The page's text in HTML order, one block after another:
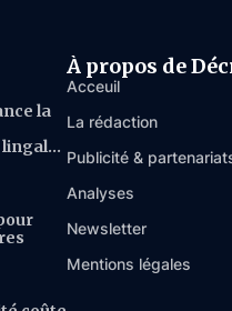
la
À propos de
Acceuil
La rédaction
Publicité &
Analyses
Newsletter
Mentions légales